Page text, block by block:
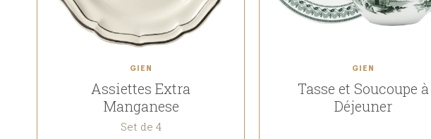
GIEN
Assiettes Extra
Manganese
Set de 4
GIEN
Tasse et Soucoupe à
Déjeuner